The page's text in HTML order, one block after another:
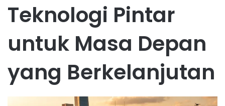
Teknologi Pintar
untuk Masa Depan
yang Berkelanjutan